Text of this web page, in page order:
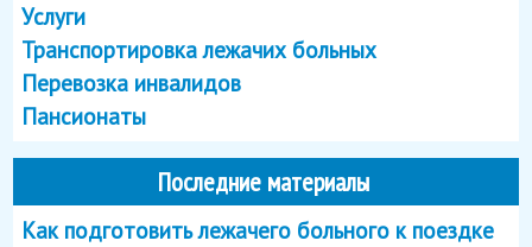
Услуги
Транспортировка лежачих больных
Перевозка инвалидов
Пансионаты
Последние материалы
Как подготовить лежачего больного к поездке